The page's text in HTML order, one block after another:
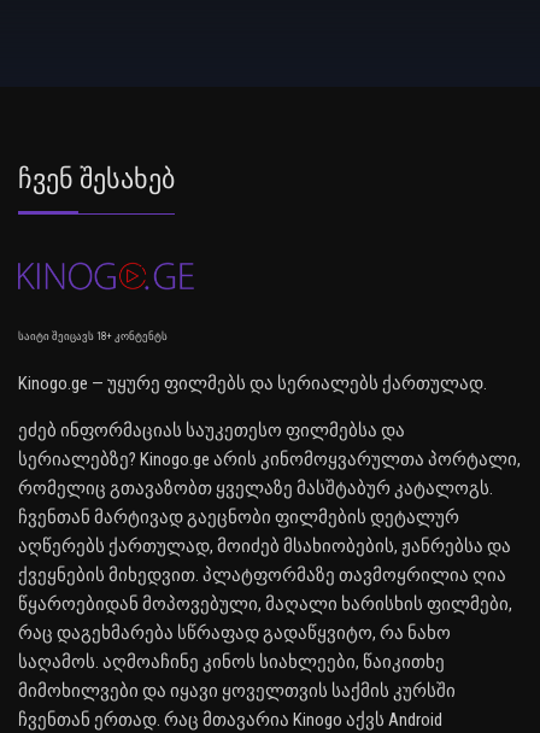
Ჩვენ Შესახებ
საიტი შეიცავს 18+ კონტენტს
Kinogo.ge — უყურე ფილმებს და სერიალებს ქართულად.
ეძებ ინფორმაციას საუკეთესო ფილმებსა და
სერიალებზე? Kinogo.ge არის კინომოყვარულთა პორტალი,
რომელიც გთავაზობთ ყველაზე მასშტაბურ კატალოგს.
ჩვენთან მარტივად გაეცნობი ფილმების დეტალურ
აღწერებს ქართულად, მოიძებ მსახიობების, ჟანრებსა და
ქვეყნების მიხედვით. პლატფორმაზე თავმოყრილია ღია
წყაროებიდან მოპოვებული, მაღალი ხარისხის ფილმები,
რაც დაგეხმარება სწრაფად გადაწყვიტო, რა ნახო
საღამოს. აღმოაჩინე კინოს სიახლეები, წაიკითხე
მიმოხილვები და იყავი ყოველთვის საქმის კურსში
ჩვენთან ერთად. რაც მთავარია Kinogo აქვს Android